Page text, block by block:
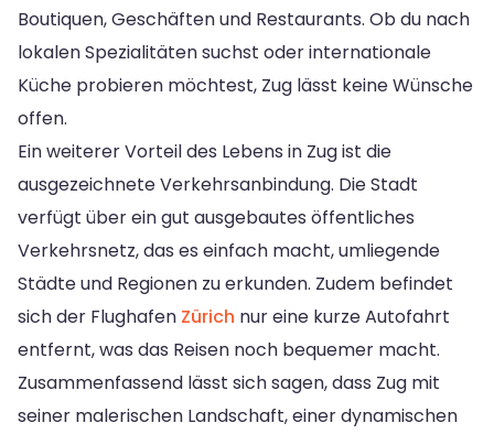
Boutiquen, Geschäften und Restaurants. Ob du nach
lokalen Spezialitäten suchst oder internationale
Küche probieren möchtest, Zug lässt keine Wünsche
offen.
Ein weiterer Vorteil des Lebens in Zug ist die
ausgezeichnete Verkehrsanbindung. Die Stadt
verfügt über ein gut ausgebautes öffentliches
Verkehrsnetz, das es einfach macht, umliegende
Städte und Regionen zu erkunden. Zudem befindet
sich der Flughafen Zürich nur eine kurze Autofahrt
entfernt, was das Reisen noch bequemer macht.
Zusammenfassend lässt sich sagen, dass Zug mit
seiner malerischen Landschaft, einer dynamischen